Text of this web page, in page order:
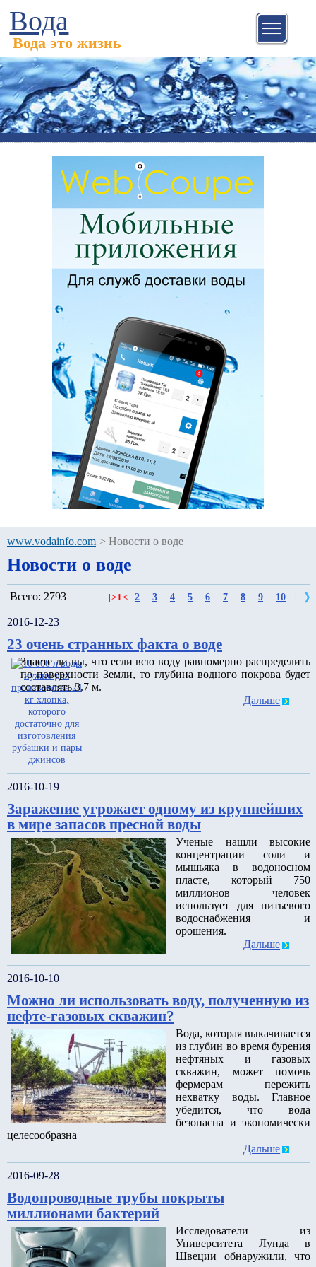
Вода
Вода это жизнь
www.vodainfo.com > Новости о воде
Новости о воде
Всего: 2793 >1< 2 3 4 5 6 7 8 9 10
2016-12-23
23 очень странных факта о воде
Знаете ли вы, что если всю воду равномерно распределить
по поверхности Земли, то глубина водного покрова будет
составлять 3.7 м.
Дальше
2016-10-19
Заражение угрожает одному из крупнейших
в мире запасов пресной воды
Ученые нашли высокие
концентрации соли и
мышьяка в водоносном
пласте, который 750
миллионов человек
использует для питьевого
водоснабжения и
орошения.
Дальше
2016-10-10
Можно ли использовать воду, полученную из
нефте-газовых скважин?
Вода, которая выкачивается
из глубин во время бурения
нефтяных и газовых
скважин, может помочь
фермерам пережить
нехватку воды. Главное
убедится, что вода
безопасна и экономически
целесообразна
Дальше
2016-09-28
Водопроводные трубы покрыты
миллионами бактерий
Исследователи из
Университета Лунда в
Швеции обнаружили, что